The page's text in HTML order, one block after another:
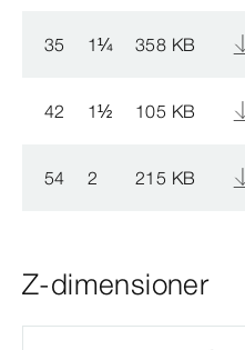
35 1¼ 358 KB
42 1½ 105 KB
54 2 215 KB
Z-dimensioner